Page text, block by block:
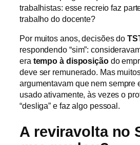
trabalhistas: esse recreio faz
trabalho do docente?
Por muitos anos, decisões do
respondendo “sim”:
era tempo à disposiçãodo
deve ser remunerado. Mas
argumentavam que nem sempre
usado ativamente, às vezes o
“desliga” e faz algo pessoal.
A reviravolta no